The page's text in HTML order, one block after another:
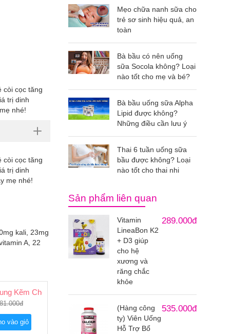
còi cọc tăng
trị dinh
nhé!
còi cọc tăng
trị dinh
mẹ nhé!
kali, 23mg
A, 22
Kẽm Cho Trẻ Bio Island Zinc
vào giỏ
Mẹo chữa nanh sữa cho
trẻ sơ sinh hiệu quả, an
toàn
Bà bầu có nên uống
sữa Socola không? Loại
nào tốt cho mẹ và bé?
Bà bầu uống sữa Alpha
Lipid được không?
Những điều cần lưu ý
Thai 6 tuần uống sữa
bầu được không? Loại
nào tốt cho thai nhi
Sản phẩm liên quan
Vitamin
LineaBon K2
+ D3 giúp
cho hệ
xương và
răng chắc
khỏe
289.000đ
(Hàng công
ty) Viên Uống
Hỗ Trợ Bổ
535.000đ